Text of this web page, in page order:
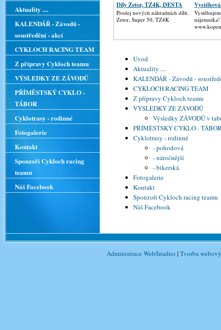
Díly Zetor, TZ4K, DESTA
Prodej nových náhradních dílů.
Zetor, Super 50, TZ4K
nájemníka!
Úvod
Aktuality ....
KALENDÁŘ - Závodů -
CYKLOCH RACING TEAM
Z přípravy Cykloch teamu
VÝSLEDKY ZE ZÁVODŮ
Výsledky ZÁVODŮ v
PŘÍMĚSTSKÝ CYKLO -
Cyklotrasy - rodinné
- pohodová
- náročnější
- bikerská
Fotogalerie
Kontakt
Sponzoři Cykloch racing teamu
Náš Facebook
Aktuality ....
KALENDÁŘ - Závodů -
soustředění - akcí
CYKLOCH RACING TEAM
Z přípravy Cykloch teamu
VÝSLEDKY ZE ZÁVODŮ
PŘÍMĚSTSKÝ CYKLO -
TÁBOR
Cyklotrasy - rodinné
Fotogalerie
Kontakt
Sponzoři Cykloch racing
teamu
Náš Facebook
Administrace WebSnadno | Tvorba